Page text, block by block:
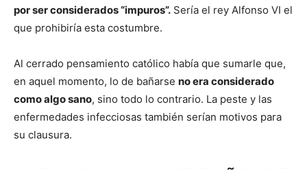
por ser considerados “impuros”. Sería el rey Alfonso VI el
que prohibiría esta costumbre.
Al cerrado pensamiento católico había que sumarle que,
en aquel momento, lo de bañarse no era considerado
como algo sano, sino todo lo contrario. La peste y las
enfermedades infecciosas también serían motivos para
su clausura.